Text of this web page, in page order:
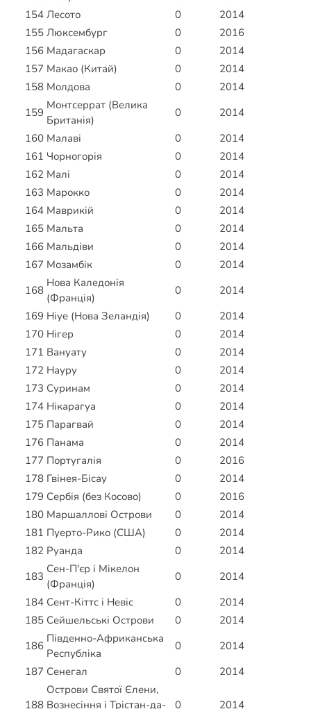
154 Лесото 0
2014
155 Люксембург 0
2016
156 Мадагаскар 0
2014
157 Макао (Китай) 0
2014
158 Молдова 0
2014
159
Монтсеррат (Велика
Британія)
0
2014
160 Малаві 0
2014
161 Чорногорія 0
2014
162 Малі 0
2014
163 Марокко 0
2014
164 Маврикій 0
2014
165 Мальта 0
2014
166 Мальдіви 0
2014
167 Мозамбік 0
2014
168
Нова Каледонія
(Франція)
0
2014
169 Ніуе (Нова Зеландія) 0
2014
170 Нігер 0
2014
171 Вануату 0
2014
172 Науру 0
2014
173 Суринам 0
2014
174 Нікарагуа 0
2014
175 Парагвай 0
2014
176 Панама 0
2014
177 Португалія 0
2016
178 Гвінея-Бісау 0
2014
179 Сербія (без Косово) 0
2016
180 Маршаллові Острови 0
2014
181 Пуерто-Рико (США) 0
2014
182 Руанда 0
2014
183
Сен-П'єр і Мікелон
(Франція)
0
2014
184 Сент-Кіттс і Невіс 0
2014
185 Сейшельські Острови 0
2014
186
Південно-Африканська
Республіка
0
2014
187 Сенегал 0 2014
188
Острови Святої Єлени,
Вознесіння і Трістан-да-
0 2014